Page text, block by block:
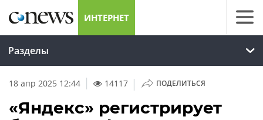
ИНТЕРНЕТ
Разделы
18 апр 2025 12:44 14117 | ПОДЕЛИТЬСЯ
«Яндекс» регистрирует